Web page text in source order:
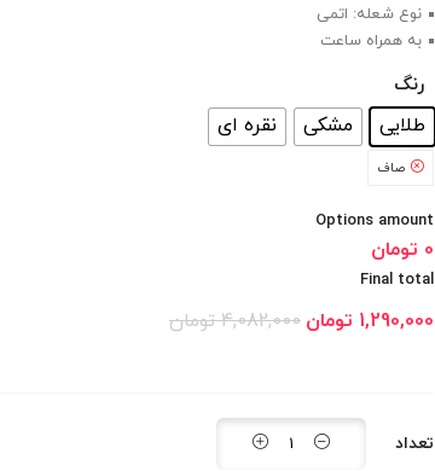
نوع شعله: اتمی
به همراه ساعت
رنگ
طلایی مشکی نقره ای
صاف
Options amount
0 تومان
Final total
1,290,000 تومان 4,082,000 تومان
تعداد